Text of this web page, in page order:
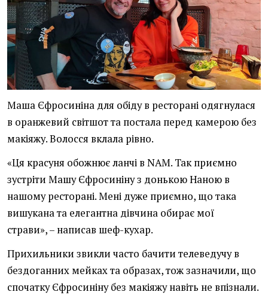
Маша Єфросиніна для обіду в ресторані одягнулася
в оранжевий світшот та постала перед камерою без
макіяжу. Волосся вклала рівно.
«Ця красуня обожнює ланчі в NAM. Так приємно
зустріти Машу Єфросиніну з донькою Наною в
нашому ресторані. Мені дуже приємно, що така
вишукана та елегантна дівчина обирає мої
страви», – написав шеф-кухар.
Прихильники звикли часто бачити телеведучу в
бездоганних мейках та образах, тож зазначили, що
спочатку Єфросиніну без макіяжу навіть не впізнали.